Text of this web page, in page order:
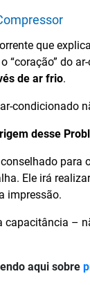
que
“coração” do
de ar frio.
condicionado
desse
para
Ele irá
impressão.
capacitância –
aqui sobre